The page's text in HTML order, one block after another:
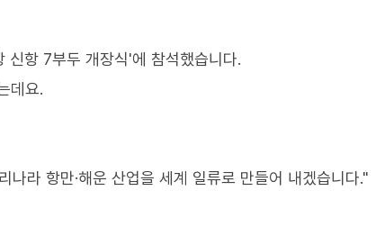
신항 7부두 개장식'에 참석했습니다.
데요.
라 항만·해운 산업을 세계 일류로 만들어 내겠습니다."